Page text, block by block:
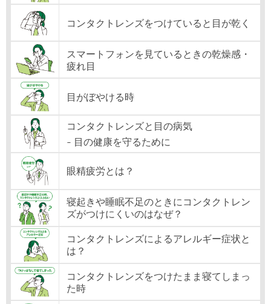
コンタクトレンズをつけていると目が乾く
スマートフォンを見ているときの乾燥感・
疲れ目
目がぼやける時
コンタクトレンズと目の病気
- 目の健康を守るために
眼精疲労とは？
寝起きや睡眠不足のときにコンタクトレン
ズがつけにくいのはなぜ？
コンタクトレンズによるアレルギー症状と
は？
コンタクトレンズをつけたまま寝てしまっ
た時